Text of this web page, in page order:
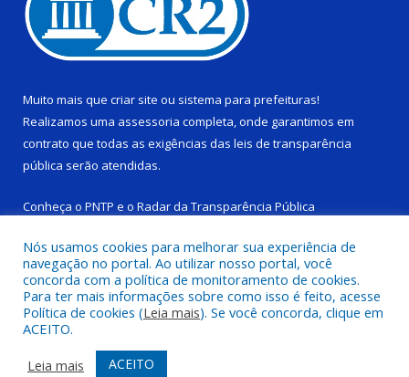
Muito mais que criar site ou sistema para prefeituras!
Realizamos uma assessoria completa, onde garantimos em
contrato que todas as exigências das leis de transparência
pública serão atendidas.
Conheça o PNTP e o Radar da Transparência Pública
Todos os direitos reservados a Câmara Municipal de Ponta de
Pedras.
Mapa do Site
Acessar Área Administrativa
Nós usamos cookies para melhorar sua experiência de
navegação no portal. Ao utilizar nosso portal, você
concorda com a política de monitoramento de cookies.
Para ter mais informações sobre como isso é feito, acesse
Política de cookies (Leia mais). Se você concorda, clique em
ACEITO.
Leia mais
ACEITO